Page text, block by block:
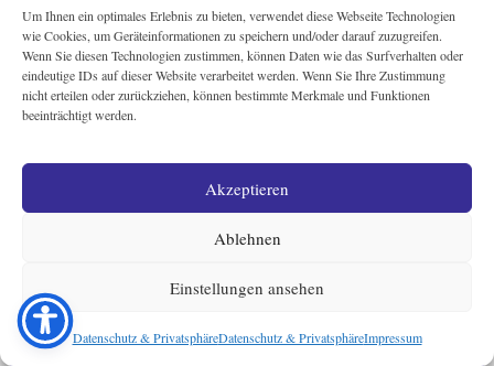
Um Ihnen ein optimales Erlebnis zu bieten, verwendet diese Webseite Technologien
wie Cookies, um Geräteinformationen zu speichern und/oder darauf zuzugreifen.
Wenn Sie diesen Technologien zustimmen, können Daten wie das Surfverhalten oder
eindeutige IDs auf dieser Website verarbeitet werden. Wenn Sie Ihre Zustimmung
nicht erteilen oder zurückziehen, können bestimmte Merkmale und Funktionen
beeinträchtigt werden.
Akzeptieren
Ablehnen
Einstellungen ansehen
Datenschutz & PrivatsphäreDatenschutz & PrivatsphäreImpressum
Restauration(37)
Verkauf(6)
Verkaufte Fahrzeuge (41)
Sie sind interessiert?
Adresse und Anfahrtskarte
Kontaktdaten und Telefon